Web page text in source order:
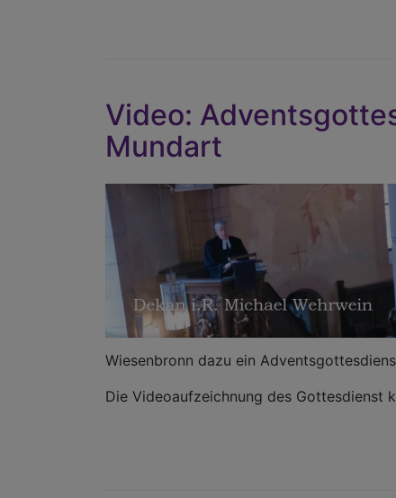
Video:
Mundart
Wiesenbronn dazu ein
Die Videoaufzeichnung des Gottesdienst